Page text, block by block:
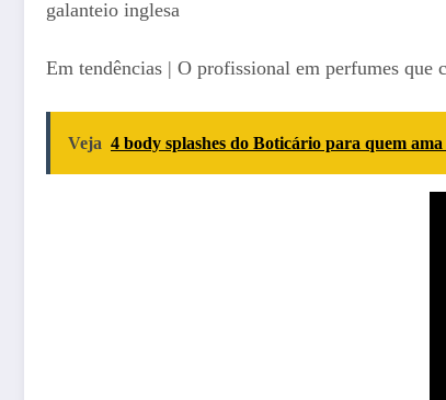
galanteio inglesa
Em tendências | O profissional em perfumes que
Veja 4 body splashes do Boticário para quem